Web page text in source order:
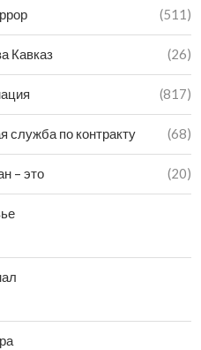
(511)
Кавказ (26)
(817)
служба по контракту (68)
– это (20)